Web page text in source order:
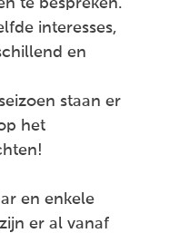
te bespreken.
interesses,
en
staan er
het
en enkele
er al vanaf